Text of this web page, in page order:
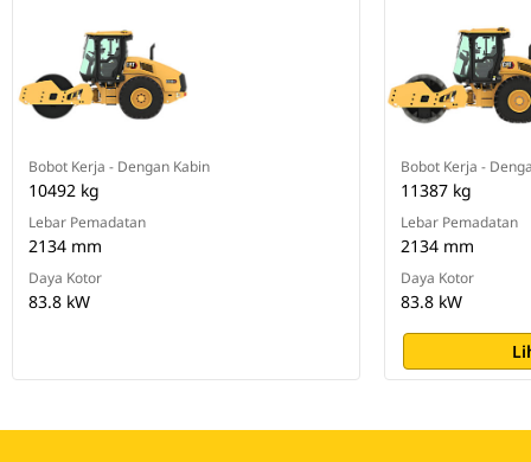
Bobot Kerja - Dengan Kabin
10492 kg
Lebar Pemadatan
2134 mm
Daya Kotor
83.8 kW
Bobot Kerja -
11387 kg
Lebar Pemadatan
2134 mm
Daya Kotor
83.8 kW